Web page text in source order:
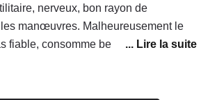
nerveux, bon rayon de
manœuvres. Malheureusement le
fiable, consomme beaucoup trop